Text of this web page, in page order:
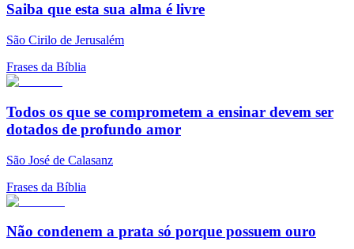
Saiba que esta sua alma é livre
São Cirilo de Jerusalém
Frases da Bíblia
Todos os que se comprometem a ensinar devem ser
dotados de profundo amor
São José de Calasanz
Frases da Bíblia
Não condenem a prata só porque possuem ouro